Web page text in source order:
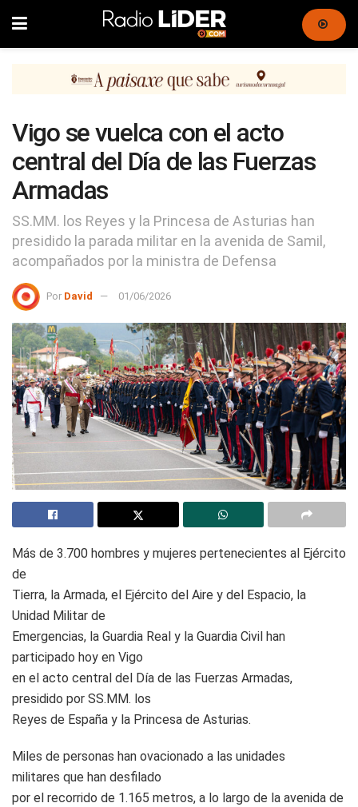
Vigo se vuelca con el acto
central del Día de las Fuerzas
Armadas
SS.MM. los Reyes y la Princesa de Asturias han
presidido la parada militar en la avenida de Samil,
acompañados por la ministra de Defensa
Por David 01/06/2026
Más de 3.700 hombres y mujeres pertenecientes al Ejército
de
Tierra, la Armada, el Ejército del Aire y del Espacio, la
Unidad Militar de
Emergencias, la Guardia Real y la Guardia Civil han
participado hoy en Vigo
en el acto central del Día de las Fuerzas Armadas,
presidido por SS.MM. los
Reyes de España y la Princesa de Asturias.
Miles de personas han ovacionado a las unidades
militares que han desfilado
por el recorrido de 1.165 metros, a lo largo de la avenida de